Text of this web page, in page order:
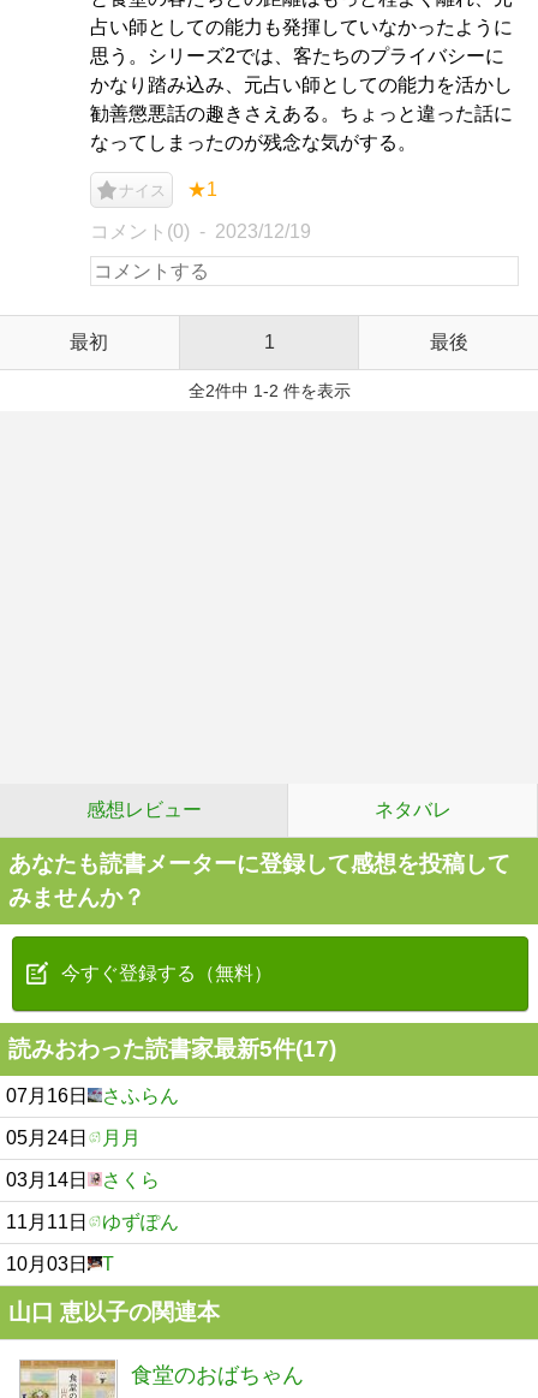
占い師としての能力も発揮していなかったように
思う。シリーズ2では、客たちのプライバシーに
かなり踏み込み、元占い師としての能力を活かし
勧善懲悪話の趣きさえある。ちょっと違った話に
なってしまったのが残念な気がする。
ナイス ★1
コメント(0) 2023/12/19
最初 1 最後
全2件中 1-2 件を表示
感想レビュー ネタバレ
あなたも読書メーターに登録して感想を投稿して
みませんか？
今すぐ登録する（無料）
読みおわった読書家最新5件(17)
07月16日 さふらん
05月24日 月月
03月14日 さくら
11月11日 ゆずぽん
10月03日 T
山口 恵以子の関連本
食堂のおばちゃん